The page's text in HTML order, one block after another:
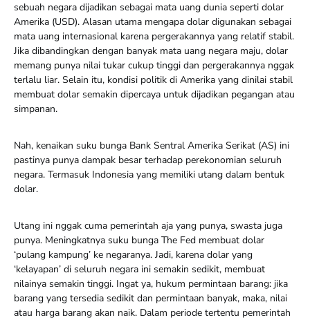
sebuah negara dijadikan sebagai mata uang dunia seperti dolar
Amerika (USD). Alasan utama mengapa dolar digunakan sebagai
mata uang internasional karena pergerakannya yang relatif stabil.
Jika dibandingkan dengan banyak mata uang negara maju, dolar
memang punya nilai tukar cukup tinggi dan pergerakannya nggak
terlalu liar. Selain itu, kondisi politik di Amerika yang dinilai stabil
membuat dolar semakin dipercaya untuk dijadikan pegangan atau
simpanan.
Nah, kenaikan suku bunga Bank Sentral Amerika Serikat (AS) ini
pastinya punya dampak besar terhadap perekonomian seluruh
negara. Termasuk Indonesia yang memiliki utang dalam bentuk
dolar.
Utang ini nggak cuma pemerintah aja yang punya, swasta juga
punya. Meningkatnya suku bunga The Fed membuat dolar
‘pulang kampung’ ke negaranya. Jadi, karena dolar yang
‘kelayapan’ di seluruh negara ini semakin sedikit, membuat
nilainya semakin tinggi. Ingat ya, hukum permintaan barang: jika
barang yang tersedia sedikit dan permintaan banyak, maka, nilai
atau harga barang akan naik. Dalam periode tertentu pemerintah